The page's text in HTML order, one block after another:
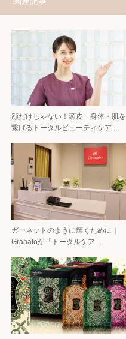
顔だけじゃない！頭皮・身体・肌を
繋げるトータルビューティケア…
ガーネットのように輝くために｜
Granatoが「トータルケア…